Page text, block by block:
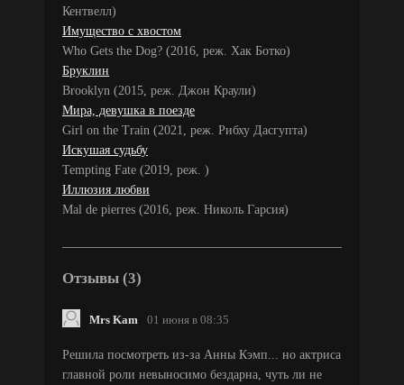
Кентвелл)
Имущество с хвостом
Who Gets the Dog? (2016, реж. Хак Ботко)
Бруклин
Brooklyn (2015, реж. Джон Краули)
Мира, девушка в поезде
Girl on the Train (2021, реж. Рибху Дасгупта)
Искушая судьбу
Tempting Fate (2019, реж. )
Иллюзия любви
Mal de pierres (2016, реж. Николь Гарсия)
Отзывы (3)
Mrs Kam 01 июня в 08:35
Решила посмотреть из-за Анны Кэмп... но актриса
главной роли невыносимо бездарна, чуть ли не